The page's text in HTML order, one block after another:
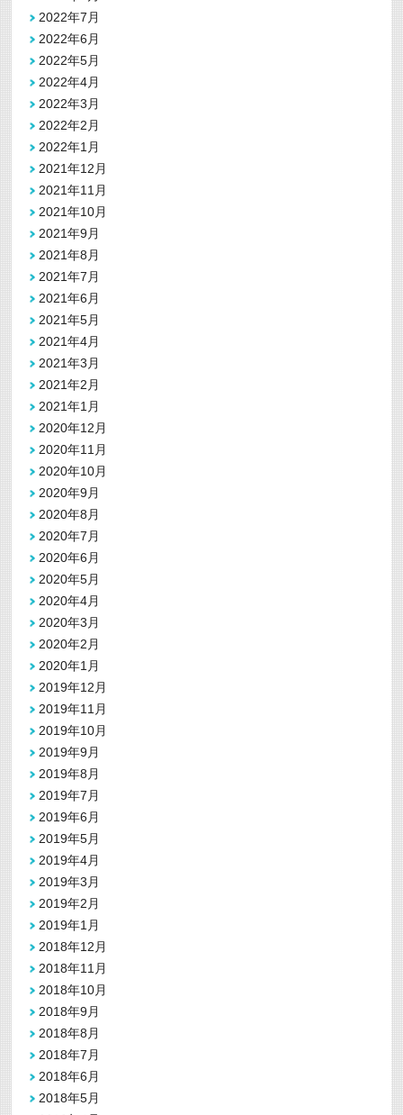
2022年7月
2022年6月
2022年5月
2022年4月
2022年3月
2022年2月
2022年1月
2021年12月
2021年11月
2021年10月
2021年9月
2021年8月
2021年7月
2021年6月
2021年5月
2021年4月
2021年3月
2021年2月
2021年1月
2020年12月
2020年11月
2020年10月
2020年9月
2020年8月
2020年7月
2020年6月
2020年5月
2020年4月
2020年3月
2020年2月
2020年1月
2019年12月
2019年11月
2019年10月
2019年9月
2019年8月
2019年7月
2019年6月
2019年5月
2019年4月
2019年3月
2019年2月
2019年1月
2018年12月
2018年11月
2018年10月
2018年9月
2018年8月
2018年7月
2018年6月
2018年5月